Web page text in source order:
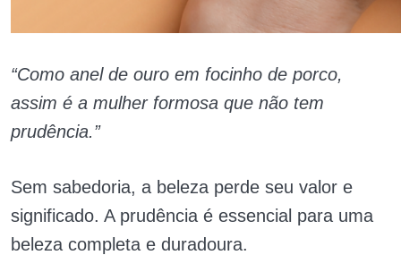
“Como anel de ouro em focinho de porco,
assim é a mulher formosa que não tem
prudência.”
Sem sabedoria, a beleza perde seu valor e
significado. A prudência é essencial para uma
beleza completa e duradoura.